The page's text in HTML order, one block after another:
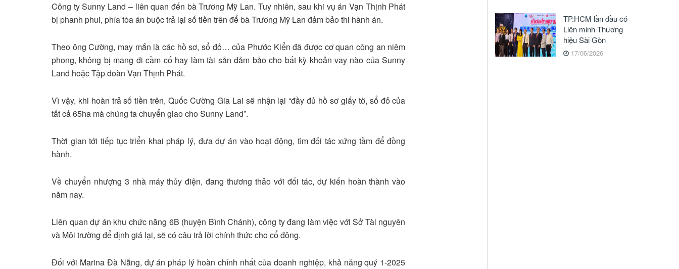
Công ty Sunny Land – liên quan đến bà Trương Mỹ Lan. Tuy nhiên, sau khi vụ án Vạn Thịnh Phát
bị phanh phui, phía tòa án buộc trả lại số tiền trên để bà Trương Mỹ Lan đảm bảo thi hành án.
Theo ông Cường, may mắn là các hồ sơ, sổ đỏ… của Phước Kiển đã được cơ quan công an niêm
phong, không bị mang đi cầm cố hay làm tài sản đảm bảo cho bất kỳ khoản vay nào của Sunny
Land hoặc Tập đoàn Vạn Thịnh Phát.
Vì vậy, khi hoàn trả số tiền trên, Quốc Cường Gia Lai sẽ nhận lại “đầy đủ hồ sơ giấy tờ, sổ đỏ của
tất cả 65ha mà chúng ta chuyển giao cho Sunny Land”.
Thời gian tới tiếp tục triển khai pháp lý, đưa dự án vào hoạt động, tìm đối tác xứng tầm để đồng
hành.
Về chuyển nhượng 3 nhà máy thủy điện, đang thương thảo với đối tác, dự kiến hoàn thành vào
năm nay.
Liên quan dự án khu chức năng 6B (huyện Bình Chánh), công ty đang làm việc với Sở Tài nguyên
và Môi trường để định giá lại, sẽ có câu trả lời chính thức cho cổ đông.
Đối với Marina Đà Nẵng, dự án pháp lý hoàn chỉnh nhất của doanh nghiệp, khả năng quý 1-2025
TP.HCM lần đầu có
Liên minh Thương
hiệu Sài Gòn
17/06/2026